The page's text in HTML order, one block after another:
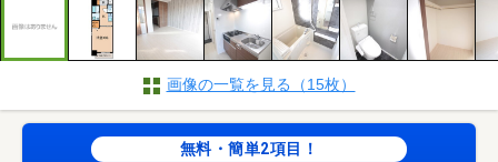
画像の一覧を見る（15枚）
無料・簡単2項目！